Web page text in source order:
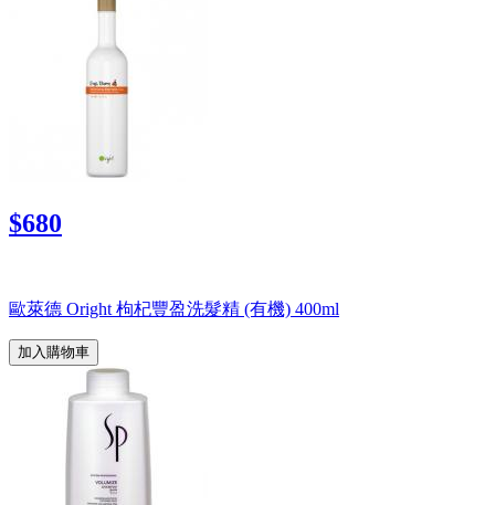
$680
歐萊德 Oright 枸杞豐盈洗髮精 (有機) 400ml
加入購物車